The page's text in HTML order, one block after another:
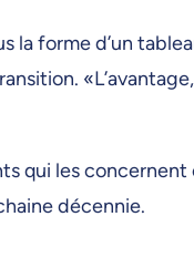
la forme d’un
qui les concernent
décennie.